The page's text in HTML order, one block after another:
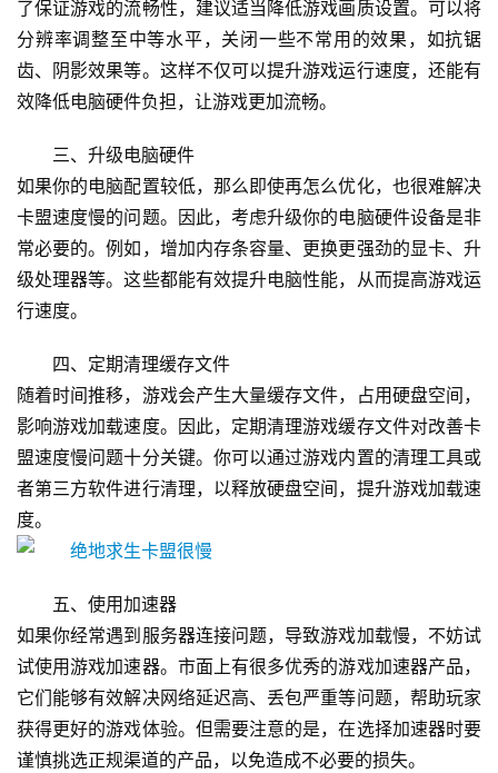
了保证游戏的流畅性，建议适当降低游戏画质设置。可以将
分辨率调整至中等水平，关闭一些不常用的效果，如抗锯
齿、阴影效果等。这样不仅可以提升游戏运行速度，还能有
效降低电脑硬件负担，让游戏更加流畅。
三、升级电脑硬件
如果你的电脑配置较低，那么即使再怎么优化，也很难解决
卡盟速度慢的问题。因此，考虑升级你的电脑硬件设备是非
常必要的。例如，增加内存条容量、更换更强劲的显卡、升
级处理器等。这些都能有效提升电脑性能，从而提高游戏运
行速度。
四、定期清理缓存文件
随着时间推移，游戏会产生大量缓存文件，占用硬盘空间，
影响游戏加载速度。因此，定期清理游戏缓存文件对改善卡
盟速度慢问题十分关键。你可以通过游戏内置的清理工具或
者第三方软件进行清理，以释放硬盘空间，提升游戏加载速
度。
五、使用加速器
如果你经常遇到服务器连接问题，导致游戏加载慢，不妨试
试使用游戏加速器。市面上有很多优秀的游戏加速器产品，
它们能够有效解决网络延迟高、丢包严重等问题，帮助玩家
获得更好的游戏体验。但需要注意的是，在选择加速器时要
谨慎挑选正规渠道的产品，以免造成不必要的损失。